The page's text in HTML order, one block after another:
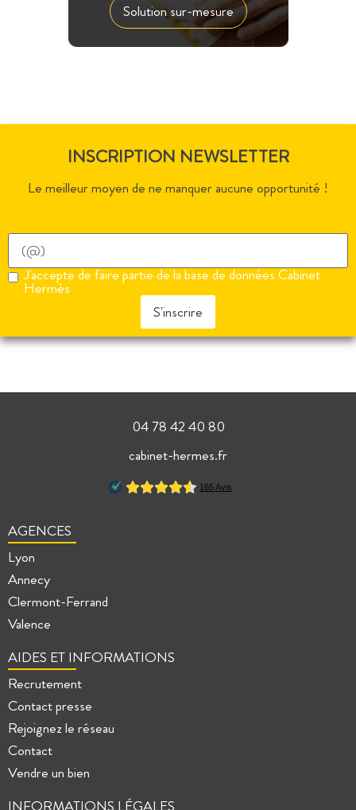
Solution sur-mesure
INSCRIPTION NEWSLETTER
Le meilleur moyen de ne manquer aucune opportunité !
J'accepte de faire partie de la base de données Cabinet
Hermès
S'inscrire
04 78 42 40 80
cabinet-hermes.fr
AGENCES
Lyon
Annecy
Clermont-Ferrand
Valence
AIDES ET INFORMATIONS
Recrutement
Contact presse
Rejoignez le réseau
Contact
Vendre un bien